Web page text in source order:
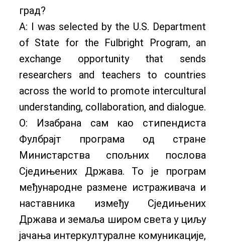
град?
А: I was selected by the U.S. Department
of State for the Fulbright Program, an
exchange opportunity that sends
researchers and teachers to countries
across the world to promote intercultural
understanding, collaboration, and dialogue.
О: Изабрана сам као стипендиста
Фулбрајт програма од стране
Министарства спољних послова
Сједињених Држава. То је програм
међународне размене истраживача и
наставника између Сједињених
Држава и земаља широм света у циљу
јачања интеркултуралне комуникације,